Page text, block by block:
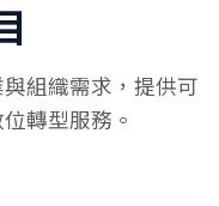
組織需求，提供可
轉型服務。